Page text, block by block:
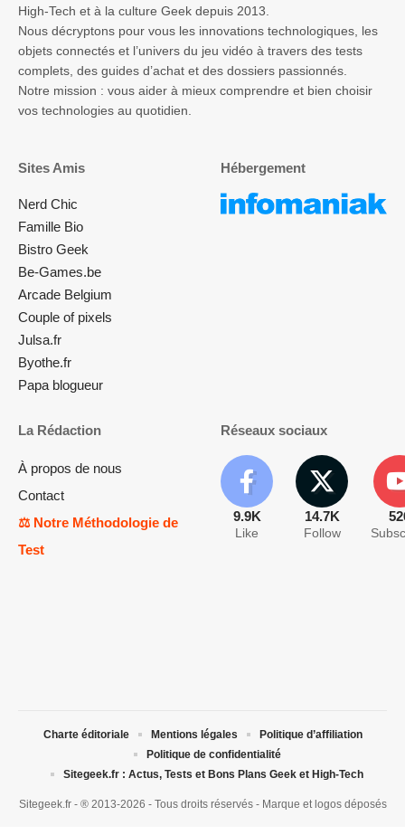
High-Tech et à la culture Geek depuis 2013.
Nous décryptons pour vous les innovations technologiques, les
objets connectés et l’univers du jeu vidéo à travers des tests
complets, des guides d’achat et des dossiers passionnés.
Notre mission : vous aider à mieux comprendre et bien choisir
vos technologies au quotidien.
Sites Amis
Nerd Chic
Famille Bio
Bistro Geek
Be-Games.be
Arcade Belgium
Couple of pixels
Julsa.fr
Byothe.fr
Papa blogueur
Hébergement
La Rédaction
À propos de nous
Contact
⚖️ Notre Méthodologie de
Test
Réseaux sociaux
9.9K
Like
14.7K
Follow
Sitegeek.fr - ® 2013-2026 - Tous droits réservés - Marque et logos déposés
Charte éditoriale Mentions légales
Politique d’affiliation
Politique de confidentialité
Sitegeek.fr : Actus, Tests et Bons Plans Geek et High-Tech